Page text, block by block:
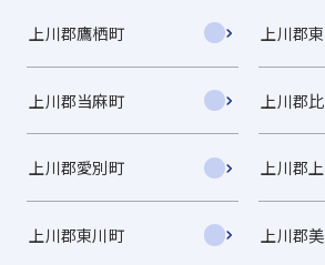
上川郡鷹栖町 上川郡
上川郡当麻町 上川郡
上川郡愛別町 上川郡
上川郡東川町 上川郡